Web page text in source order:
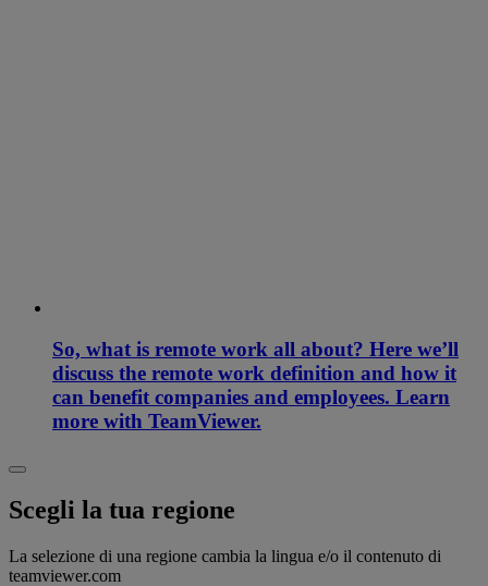
So, what is remote work all about? Here we’ll
discuss the remote work definition and how it
can benefit companies and employees. Learn
more with TeamViewer.
Scegli la tua regione
La selezione di una regione cambia la lingua e/o il contenuto di
teamviewer.com